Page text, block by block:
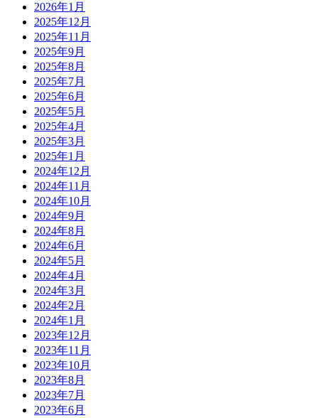
2026年1月
2025年12月
2025年11月
2025年9月
2025年8月
2025年7月
2025年6月
2025年5月
2025年4月
2025年3月
2025年1月
2024年12月
2024年11月
2024年10月
2024年9月
2024年8月
2024年6月
2024年5月
2024年4月
2024年3月
2024年2月
2024年1月
2023年12月
2023年11月
2023年10月
2023年8月
2023年7月
2023年6月